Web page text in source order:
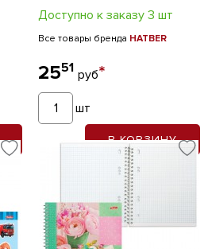
Доступно к заказу 3 шт
Все товары бренда HATBER
2551 руб*
шт
В КОРЗИНУ